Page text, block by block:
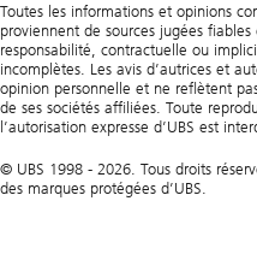
Toutes les informations et opinions
proviennent de sources jugées
responsabilité, contractuelle ou
incomplètes. Les avis d’autrices et
opinion personnelle et ne reflètent
de ses sociétés affiliées. Toute
l’autorisation expresse d’UBS est
© UBS 1998 - 2026. Tous droits
des marques protégées d’UBS.